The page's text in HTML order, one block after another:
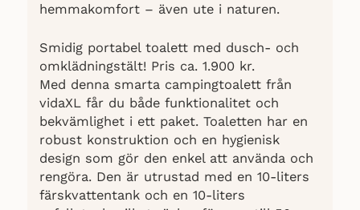
hemmakomfort – även ute i naturen.
Smidig portabel toalett med dusch- och
omklädningstält! Pris ca. 1.900 kr.
Med denna smarta campingtoalett från
vidaXL får du både funktionalitet och
bekvämlighet i ett paket. Toaletten har en
robust konstruktion och en hygienisk
design som gör den enkel att använda och
rengöra. Den är utrustad med en 10-liters
färskvattentank och en 10-liters